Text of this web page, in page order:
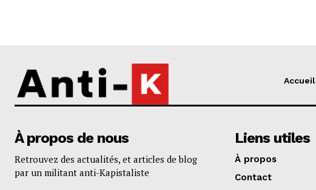
Accueil
À propos de nous
Retrouvez des actualités, et articles de blog
par un militant anti-Kapistaliste
Liens utiles
À propos
Contact